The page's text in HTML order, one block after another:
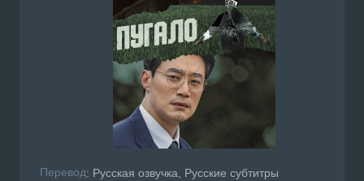
Перевод: Русская озвучка, Русские субтитры